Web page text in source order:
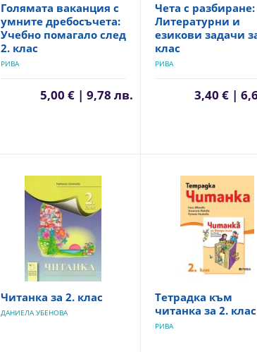
Голямата ваканция с
умните дребосъчета:
Учебно помагало след
2. клас
РИВА
5,00 € | 9,78 лв.
Чета с разбиране:
Литературни и
езикови задачи
клас
РИВА
3,40 € |
Читанка за 2. клас
ДАНИЕЛА УБЕНОВА
Тетрадка към
читанка за 2. клас
РИВА